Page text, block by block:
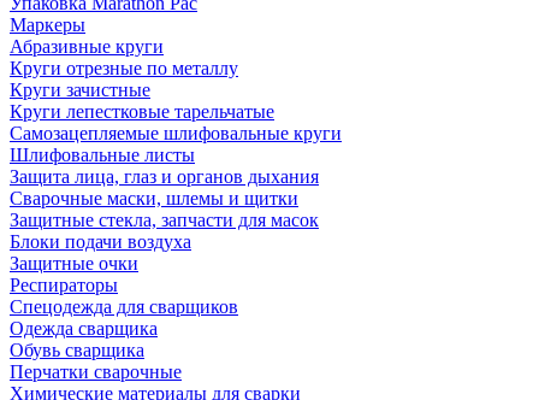
Маркеры
Абразивные круги
Круги отрезные по металлу
Круги зачистные
Круги лепестковые тарельчатые
Самозацепляемые шлифовальные круги
Шлифовальные листы
Защита лица, глаз и органов дыхания
Сварочные маски, шлемы и щитки
Защитные стекла, запчасти для масок
Блоки подачи воздуха
Защитные очки
Респираторы
Спецодежда для сварщиков
Одежда сварщика
Обувь сварщика
Перчатки сварочные
Химические материалы для сварки